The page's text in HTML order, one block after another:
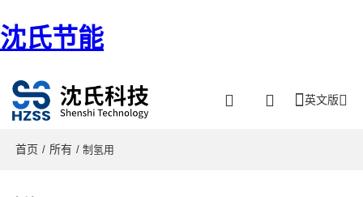
沈氏节能
英文版
首页 / 所有 / 制氢用